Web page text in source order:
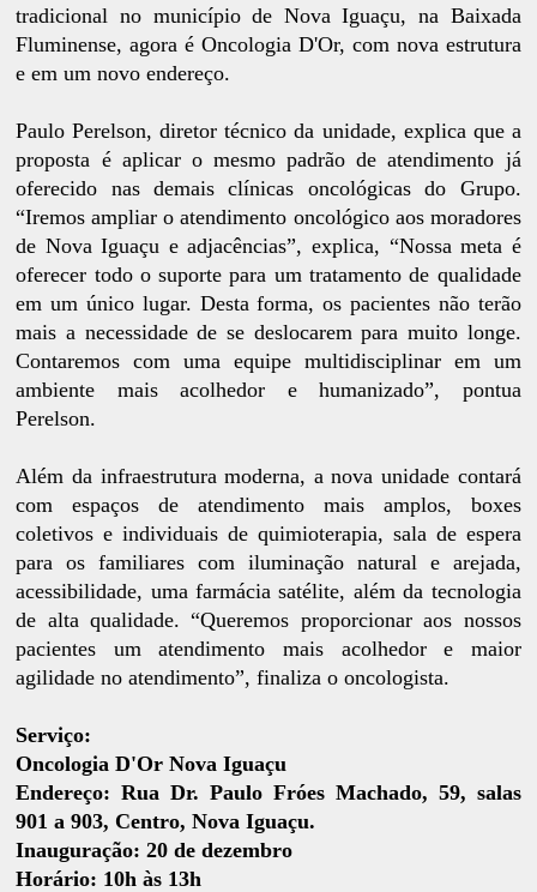
tradicional no município de Nova Iguaçu, na Baixada
Fluminense, agora é Oncologia D'Or, com nova estrutura
e em um novo endereço.
Paulo Perelson, diretor técnico da unidade, explica que a
proposta é aplicar o mesmo padrão de atendimento já
oferecido nas demais clínicas oncológicas do Grupo.
“Iremos ampliar o atendimento oncológico aos moradores
de Nova Iguaçu e adjacências”, explica, “Nossa meta é
oferecer todo o suporte para um tratamento de qualidade
em um único lugar. Desta forma, os pacientes não terão
mais a necessidade de se deslocarem para muito longe.
Contaremos com uma equipe multidisciplinar em um
ambiente mais acolhedor e humanizado”, pontua
Perelson.
Além da infraestrutura moderna, a nova unidade contará
com espaços de atendimento mais amplos, boxes
coletivos e individuais de quimioterapia, sala de espera
para os familiares com iluminação natural e arejada,
acessibilidade, uma farmácia satélite, além da tecnologia
de alta qualidade. “Queremos proporcionar aos nossos
pacientes um atendimento mais acolhedor e maior
agilidade no atendimento”, finaliza o oncologista.
Serviço:
Oncologia D'Or Nova Iguaçu
Endereço: Rua Dr. Paulo Fróes Machado, 59, salas
901 a 903, Centro, Nova Iguaçu.
Inauguração: 20 de dezembro
Horário: 10h às 13h